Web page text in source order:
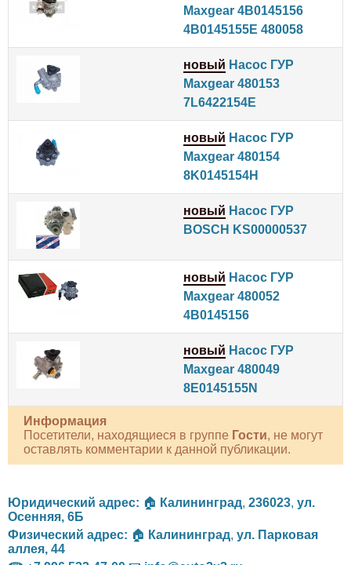
Maxgear 4B0145156
4B0145155E 480058
новый Насос ГУР
Maxgear 480153
7L6422154E
новый Насос ГУР
Maxgear 480154
8K0145154H
новый Насос ГУР
BOSCH KS00000537
новый Насос ГУР
Maxgear 480052
4B0145156
новый Насос ГУР
Maxgear 480049
8E0145155N
Информация
Посетители, находящиеся в группе Гости, не могут
оставлять комментарии к данной публикации.
Юридический адрес: 🏠 Калининград, 236023, ул.
Осенняя, 6Б
Физический адрес: 🏠 Калининград, ул. Парковая
аллея, 44